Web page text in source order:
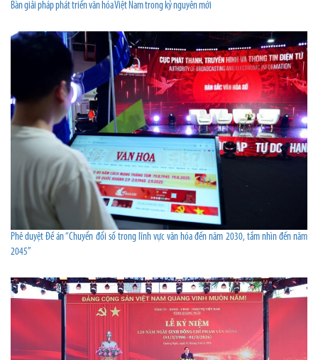
Bàn giải pháp phát triển văn hóa Việt Nam trong kỷ nguyên mới
Phê duyệt Đề án “Chuyển đổi số trong lĩnh vực văn hóa đến năm 2030, tầm nhìn đến năm
2045”